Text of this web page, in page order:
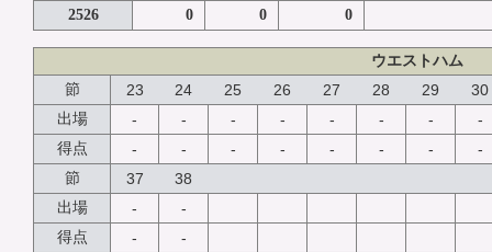
2526
0 0 0
ウエストハム
節
23 24 25 26 27 28 29 30
出場 - - - - - - - -
得点 - - - - - - - -
節 37 38
出場 - -
得点 -
-